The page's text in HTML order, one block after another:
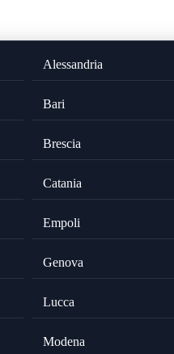
Alessandria
Bari
Brescia
Catania
Empoli
Genova
Lucca
Modena